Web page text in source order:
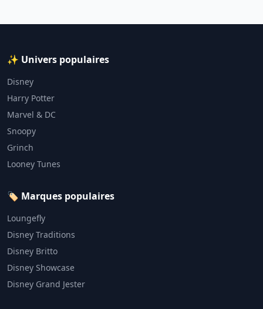
✨ Univers populaires
Disney
Harry Potter
Marvel & DC
Snoopy
Grinch
Looney Tunes
🏷️ Marques populaires
Loungefly
Disney Traditions
Disney Britto
Disney Showcase
Disney Grand Jester